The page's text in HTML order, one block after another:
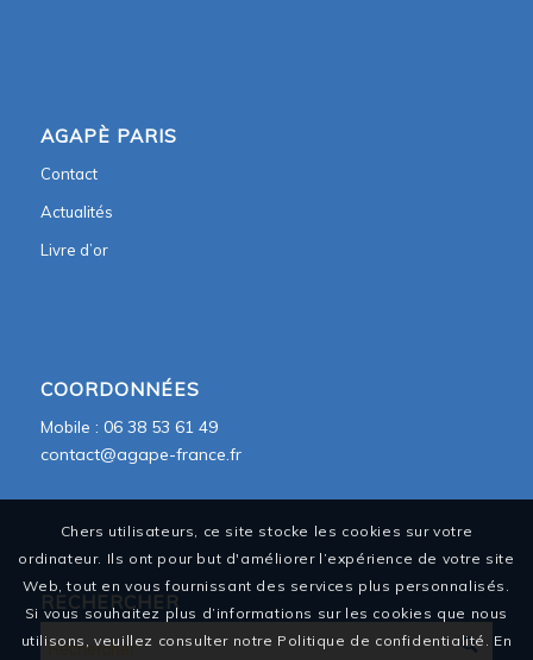
AGAPÈ PARIS
Contact
Actualités
Livre d’or
COORDONNÉES
Mobile : 06 38 53 61 49
contact@agape-france.fr
RECHERCHER
Chers utilisateurs, ce site stocke les cookies sur votre
ordinateur. Ils ont pour but d'améliorer l’expérience de votre site
Web, tout en vous fournissant des services plus personnalisés.
Si vous souhaitez plus d’informations sur les cookies que nous
utilisons, veuillez consulter notre Politique de confidentialité. En